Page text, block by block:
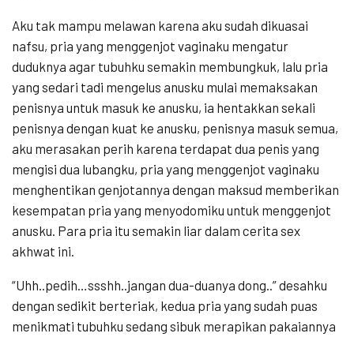
Aku tak mampu melawan karena aku sudah dikuasai
nafsu, pria yang menggenjot vaginaku mengatur
duduknya agar tubuhku semakin membungkuk, lalu pria
yang sedari tadi mengelus anusku mulai memaksakan
penisnya untuk masuk ke anusku, ia hentakkan sekali
penisnya dengan kuat ke anusku, penisnya masuk semua,
aku merasakan perih karena terdapat dua penis yang
mengisi dua lubangku, pria yang menggenjot vaginaku
menghentikan genjotannya dengan maksud memberikan
kesempatan pria yang menyodomiku untuk menggenjot
anusku. Para pria itu semakin liar dalam cerita sex
akhwat ini.
“Uhh..pedih…ssshh..jangan dua-duanya dong..” desahku
dengan sedikit berteriak, kedua pria yang sudah puas
menikmati tubuhku sedang sibuk merapikan pakaiannya